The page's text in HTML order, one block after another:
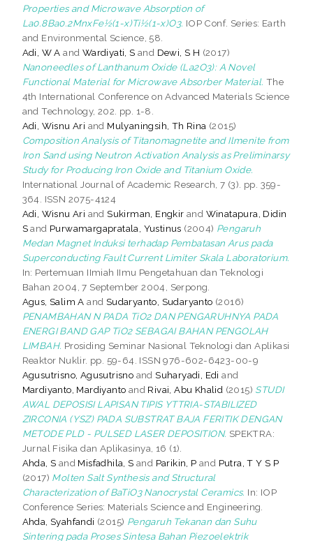
Properties and Microwave Absorption of
La0.8Ba0.2MnxFe½(1-x)Ti½(1-x)O3. IOP Conf. Series: Earth
and Environmental Science, 58.
Adi, W A and Wardiyati, S and Dewi, S H (2017)
Nanoneedles of Lanthanum Oxide (La2O3): A Novel
Functional Material for Microwave Absorber Material. The
4th International Conference on Advanced Materials Science
and Technology, 202. pp. 1-8.
Adi, Wisnu Ari and Mulyaningsih, Th Rina (2015)
Composition Analysis of Titanomagnetite and Ilmenite from
Iron Sand using Neutron Activation Analysis as Preliminarsy
Study for Producing Iron Oxide and Titanium Oxide.
International Journal of Academic Research, 7 (3). pp. 359-
364. ISSN 2075-4124
Adi, Wisnu Ari andSukirman, Engkir and Winatapura, Didin
Sand Purwamargapratala, Yustinus (2004) Pengaruh
Medan Magnet Induksi terhadap Pembatasan Arus pada
Superconducting Fault Current Limiter Skala Laboratorium.
In: Pertemuan IImiah IImu Pengetahuan dan Teknologi
Bahan 2004, 7 September 2004, Serpong.
Agus, Salim A and Sudaryanto, Sudaryanto (2016)
PENAMBAHAN N PADA TiO2 DAN PENGARUHNYA PADA
ENERGI BAND GAP TiO2 SEBAGAI BAHAN PENGOLAH
LIMBAH. Prosiding Seminar Nasional Teknologi dan Aplikasi
Reaktor Nuklir. pp. 59-64. ISSN 976-602-6423-00-9
Agusutrisno, Agusutrisno andSuharyadi, Edi and
Mardiyanto, Mardiyanto and Rivai, Abu Khalid (2015) STUDI
AWAL DEPOSISI LAPISAN TIPIS YTTRIA-STABILIZED
ZIRCONIA (YSZ) PADA SUBSTRAT BAJA FERITIK DENGAN
METODE PLD - PULSED LASER DEPOSITION. SPEKTRA:
Jurnal Fisika dan Aplikasinya, 16 (1).
Ahda, S and Misfadhila, S and Parikin, P and Putra, T Y S P
(2017) Molten Salt Synthesis and Structural
Characterization of BaTiO3 Nanocrystal Ceramics. In: IOP
Conference Series: Materials Science and Engineering.
Ahda, Syahfandi (2015) Pengaruh Tekanan dan Suhu
Sintering pada Proses Sintesa Bahan Piezoelektrik